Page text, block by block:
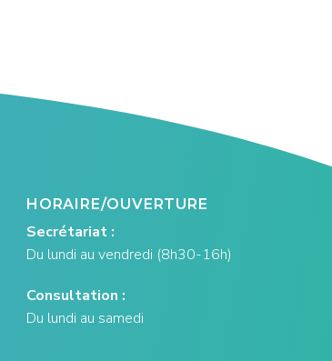
HORAIRE/OUVERTURE
Secrétariat :
Du lundi au vendredi (8h30-16h)
Consultation :
Du lundi au samedi